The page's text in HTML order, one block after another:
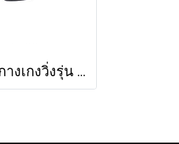
TL LITE 4” กางเกงวิ่งรุ่น 4 นิ้ว ไลท์